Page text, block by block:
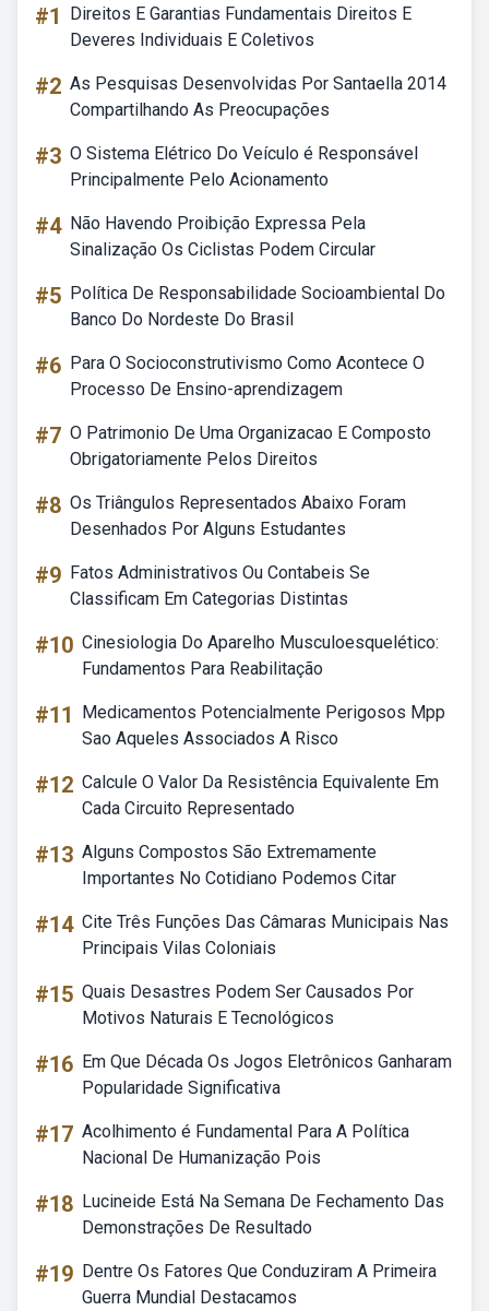
#1
Direitos E Garantias Fundamentais Direitos E
Deveres Individuais E Coletivos
#2 As Pesquisas Desenvolvidas Por Santaella 2014
Compartilhando As Preocupações
#3 O Sistema Elétrico Do Veículo é Responsável
Principalmente Pelo Acionamento
#4 Não Havendo Proibição Expressa Pela
Sinalização Os Ciclistas Podem Circular
#5 Política De Responsabilidade Socioambiental Do
Banco Do Nordeste Do Brasil
#6 Para O Socioconstrutivismo Como Acontece O
Processo De Ensino-aprendizagem
#7 O Patrimonio De Uma Organizacao E Composto
Obrigatoriamente Pelos Direitos
#8 Os Triângulos Representados Abaixo Foram
Desenhados Por Alguns Estudantes
#9 Fatos Administrativos Ou Contabeis Se
Classificam Em Categorias Distintas
#10 Cinesiologia Do Aparelho Musculoesquelético:
Fundamentos Para Reabilitação
#11
Medicamentos Potencialmente Perigosos Mpp
Sao Aqueles Associados A Risco
#12 Calcule O Valor Da Resistência Equivalente Em
Cada Circuito Representado
#13 Alguns Compostos São Extremamente
Importantes No Cotidiano Podemos Citar
#14 Cite Três Funções Das Câmaras Municipais Nas
Principais Vilas Coloniais
#15 Quais Desastres Podem Ser Causados Por
Motivos Naturais E Tecnológicos
#16 Em Que Década Os Jogos Eletrônicos Ganharam
Popularidade Significativa
#17 Acolhimento é Fundamental Para A Política
Nacional De Humanização Pois
#18 Lucineide Está Na Semana De Fechamento Das
Demonstrações De Resultado
#19 Dentre Os Fatores Que Conduziram A Primeira
Guerra Mundial Destacamos